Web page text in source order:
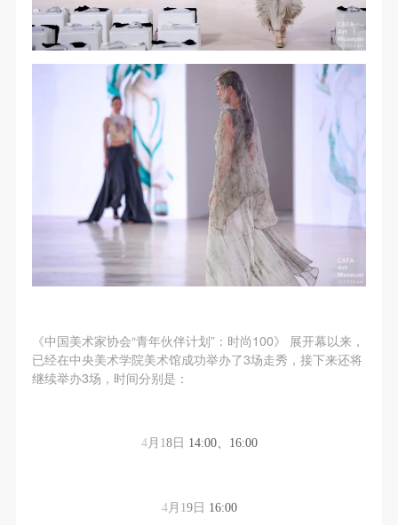
《中国美术家协会“青年伙伴计划”：时尚100》 展开幕以来，
已经在中央美术学院美术馆成功举办了3场走秀，接下来还将
继续举办3场，时间分别是：
4月 18日 14:00、 16:00
4月 19日 16:00
第三条
参加本次活动人员应该是成年人（具有完全民事行为
能力的人，18周岁以上）未成年人必须在成年人的陪
参加活动者在此次活动期间的人身安全责任自负。鼓
励参加者自行购买人身安全保险。活动中一旦出现事
故，活动中任何非事故当事人及美术馆将不承担人身
事故的任何责任，但有互相援助的义务。参加活动的
成员应当积极主动的组织实施救援工作，但对事故本
身不承担任何法律责任和经济责任。参加本次活动者
的人身安全不负有民事及相关连带责任。
参加活动者在此次活动期间应主动遵守美术馆活动秩
序、维护美术馆场地及展示、展览、馆藏艺术作品及
衍生品的安全。活动中一旦因个人原因造成美术馆场
破坏。活动中任何非事故当事人及美术馆将不承担相
第三条
参加本次活动人员应该是成年人（具有完全民事行为
能力的人，18周岁以上）未成年人必须在成年人的陪
参加活动者在此次活动期间的人身安全责任自负。鼓
励参加者自行购买人身安全保险。活动中一旦出现事
故，活动中任何非事故当事人及美术馆将不承担人身
事故的任何责任，但有互相援助的义务。参加活动的
成员应当积极主动的组织实施救援工作，但对事故本
身不承担任何法律责任和经济责任。参加本次活动者
的人身安全不负有民事及相关连带责任。
参加活动者在此次活动期间应主动遵守美术馆活动秩
序、维护美术馆场地及展示、展览、馆藏艺术作品及
衍生品的安全。活动中一旦因个人原因造成美术馆场
破坏。活动中任何非事故当事人及美术馆将不承担相
第三条
参加本次活动人员应该是成年人（具有完全民事行为
能力的人，18周岁以上）未成年人必须在成年人的陪
参加活动者在此次活动期间的人身安全责任自负。鼓
励参加者自行购买人身安全保险。活动中一旦出现事
故，活动中任何非事故当事人及美术馆将不承担人身
事故的任何责任，但有互相援助的义务。参加活动的
成员应当积极主动的组织实施救援工作，但对事故本
身不承担任何法律责任和经济责任。参加本次活动者
的人身安全不负有民事及相关连带责任。
参加活动者在此次活动期间应主动遵守美术馆活动秩
序、维护美术馆场地及展示、展览、馆藏艺术作品及
衍生品的安全。活动中一旦因个人原因造成美术馆场
破坏。活动中任何非事故当事人及美术馆将不承担相